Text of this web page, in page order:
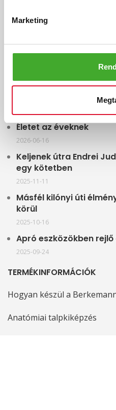
Marketing
Vevői vélemények
Adatkezelési tájékoztató
Életet az éveknek
2026-06-16
Keljenek útra Endrei
egy kötetben
2025-11-11
Másfél kilónyi úti
körül
2025-10-16
Apró eszközökben
2025-09-24
TERMÉKINFORMÁCIÓK
Hogyan készül a
Anatómiai talpkiképzés